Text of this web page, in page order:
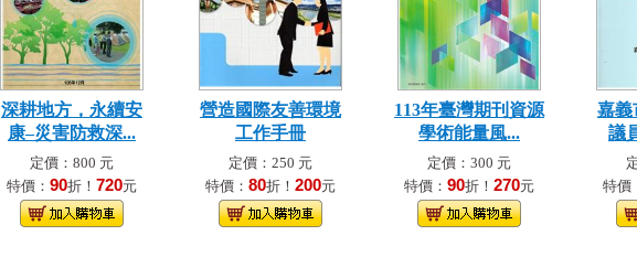
深耕地方，永續安
康–災害防救深...
定價：800 元
特價： 90折！ 720元
營造國際友善環境
工作手冊
定價：250 元
特價： 80折！ 200元
113年臺灣期刊資源
學術能量風...
定價：300 元
特價： 90折！ 270元
嘉義
議
特價